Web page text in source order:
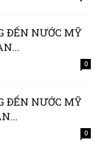
ĐẾN NƯỚC MỸ
0
ĐẾN NƯỚC MỸ
0